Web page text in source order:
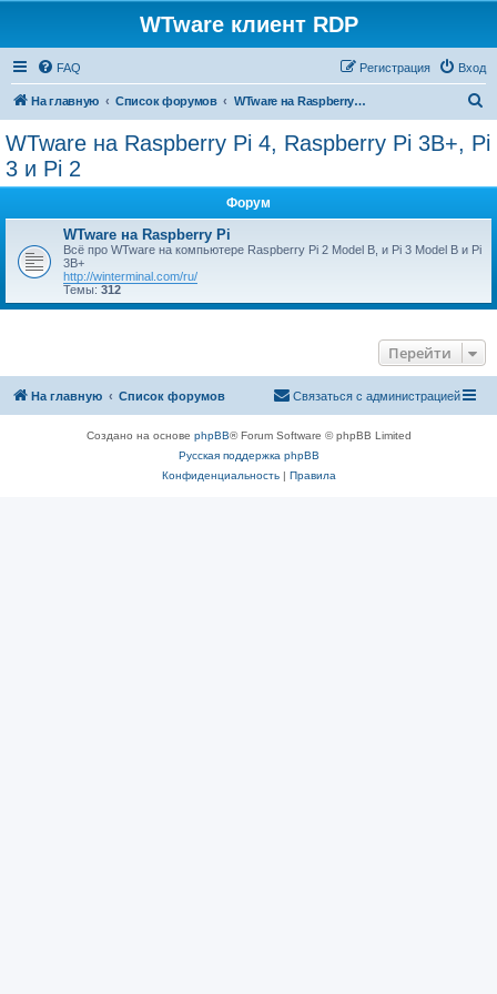
WTware клиент RDP
FAQ Вход
Регистрация
На главную Список форумов WTware на Raspberry Pi 4, Raspberry Pi 3B+, Pi 3 и Pi 2
и
WTware на Raspberry Pi 4, Raspberry Pi 3B+, Pi
3 и Pi 2
Форум
WTware на Raspberry Pi
Всё про WTware на компьютере Raspberry Pi 2 Model B, и Pi 3 Model B и Pi
3B+
http://winterminal.com/ru/
Темы: 312
Перейти
На главную Список форумов Связаться с администрацией
Создано на основе phpBB® Forum Software © phpBB Limited
Русская поддержка phpBB
Конфиденциальность| Правила